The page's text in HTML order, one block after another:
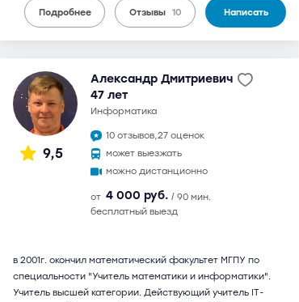
Подробнее Отзывы 10 Написать
9,5
Александр Дмитриевич
47 лет
информатика
10 отзывов,27 оценок
может выезжать
можно дистанционно
от 4 000 руб. / 90 мин.
бесплатный выезд
в 2001г. окончил математический факультет МГПУ по
специальности "Учитель математики и информатики".
Учитель высшей категории. Действующий учитель IT-